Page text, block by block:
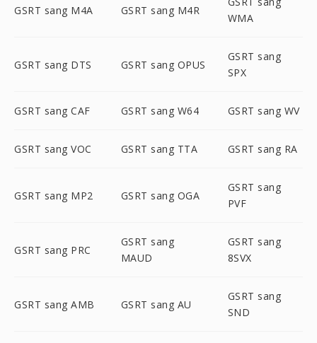
GSRT sang M4A GSRT sang M4R
WMA
GSRT sang DTS GSRT sang OPUS
GSRT sang
SPX
GSRT sang CAF GSRT sang W64 GSRT sang WV
GSRT sang VOC GSRT sang TTA GSRT sang RA
GSRT sang MP2 GSRT sang OGA
GSRT sang
PVF
GSRT sang PRC
GSRT sang
MAUD
GSRT sang
8SVX
GSRT sang AMB GSRT sang AU
GSRT sang
SND